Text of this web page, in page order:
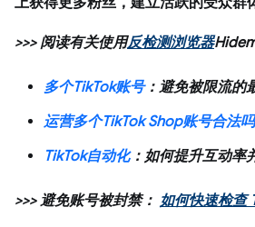
>>> 阅读有关使用反检测浏览器
多个TikTok账号：避免被限流的
运营多个TikTok Shop账号合法
TikTok自动化：如何提升互动率
>>> 避免账号被封禁： 如何快速检查